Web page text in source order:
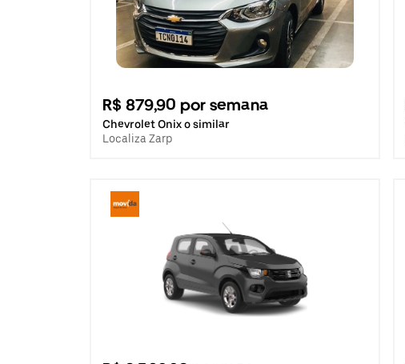
R$ 879,90 por semana
Chevrolet Onix o similar
Localiza Zarp